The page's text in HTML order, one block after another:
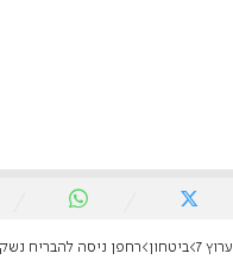
ערוץ 7 ביטחון רחפן ניסה להבריח